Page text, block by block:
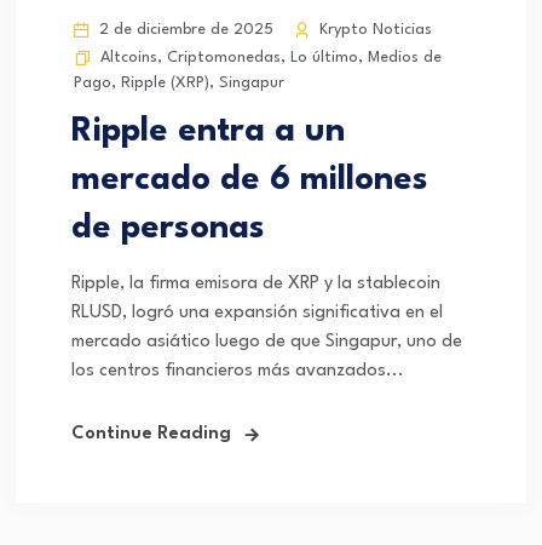
2 de diciembre de 2025
Krypto Noticias
Altcoins, Criptomonedas, Lo último, Medios de
Pago, Ripple (XRP), Singapur
Ripple entra a un
mercado de 6 millones
de personas
Ripple, la firma emisora de XRP y la stablecoin
RLUSD, logró una expansión significativa en el
mercado asiático luego de que Singapur, uno de
los centros financieros más avanzados...
Continue Reading